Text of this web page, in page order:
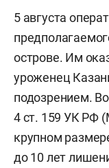
5 августа
острове. Им
уроженец
подозрением.
4 ст. 159 УК РФ
крупном
до 10 лет